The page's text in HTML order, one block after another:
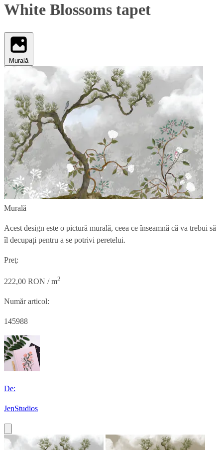
White Blossoms tapet
Murală
Murală
Acest design este o pictură murală, ceea ce înseamnă că va trebui să
îl decupați pentru a se potrivi peretelui.
Preţ:
222,00 RON / m2
Număr articol:
145988
De:
JenStudios